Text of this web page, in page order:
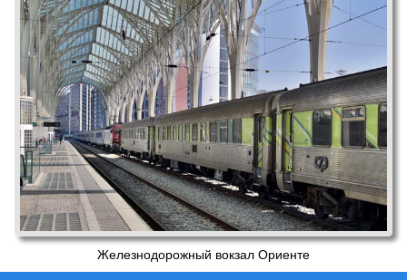
Железнодорожный вокзал Ориенте